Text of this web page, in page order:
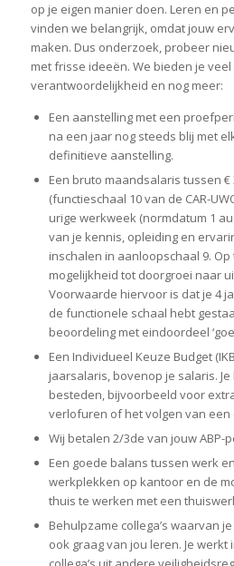
op je eigen manier doen. Leren en
vinden we belangrijk, omdat jouw
maken. Dus onderzoek, probeer
met frisse ideeën. We bieden je
verantwoordelijkheid en nog meer:
Een aanstelling met een
na een jaar nog steeds blij met
definitieve aanstelling.
Een bruto maandsalaris tussen €
(functieschaal 10 van de CAR-
urige werkweek (normdatum 1
van je kennis, opleiding en
inschalen in aanloopschaal 9.
mogelijkheid tot doorgroei naar
Voorwaarde hiervoor is dat je 4
de functionele schaal hebt
beoordeling met eindoordeel
Een Individueel Keuze Budget
jaarsalaris, bovenop je salaris.
besteden, bijvoorbeeld voor
verlofuren of het volgen van een
Wij betalen 2/3de van jouw ABP-
Een goede balans tussen werk
werkplekken op kantoor en de
thuis te werken met een
Behulpzame collega’s waarvan
ook graag van jou leren. Je